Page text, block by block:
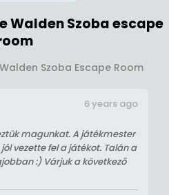
Walden Szoba escape
Szoba Escape Room
magunkat. A játékmester
vezette fel a játékot. Talán a
:) Várjuk a következő
6 years ago